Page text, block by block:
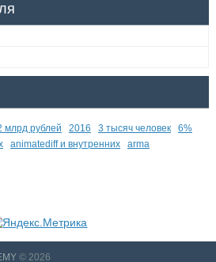
млрд рублей 2016 3 тысяч человек
6%
animatediff и внутренних arma
© 2026